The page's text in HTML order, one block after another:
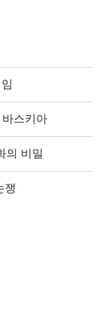
스키아
의 비밀
쟁